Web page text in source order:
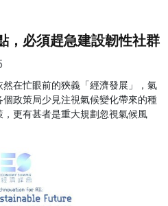
，必須趕急建設韌性社群
在忙眼前的狹義「經濟發展」，氣
政策局少見注視氣候變化帶來的種
更有甚者是重大規劃忽視氣候風